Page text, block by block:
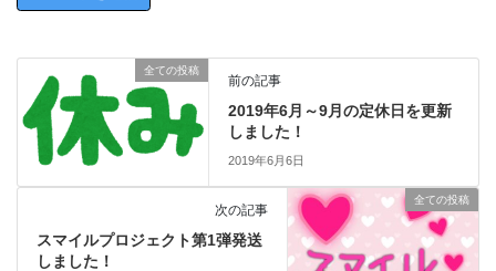
全ての投稿
前の記事
2019年6月～9月の定休日を更新
しました！
2019年6月6日
全ての投稿
次の記事
スマイルプロジェクト第1弾発送
しました！